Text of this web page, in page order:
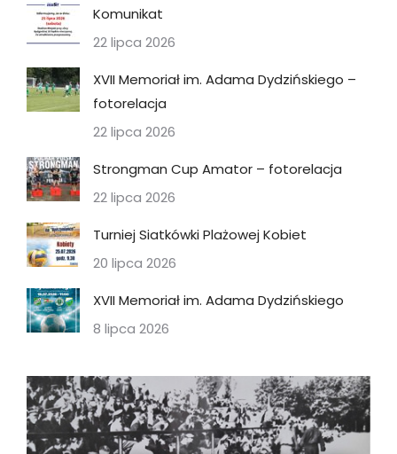
Komunikat
22 lipca 2026
XVII Memoriał im. Adama Dydzińskiego –
fotorelacja
22 lipca 2026
Strongman Cup Amator – fotorelacja
22 lipca 2026
Turniej Siatkówki Plażowej Kobiet
20 lipca 2026
XVII Memoriał im. Adama Dydzińskiego
8 lipca 2026